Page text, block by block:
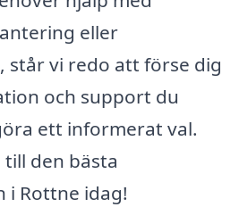
eller
står vi redo att förse dig
och support du
ett informerat val.
till den bästa
i Rottne idag!